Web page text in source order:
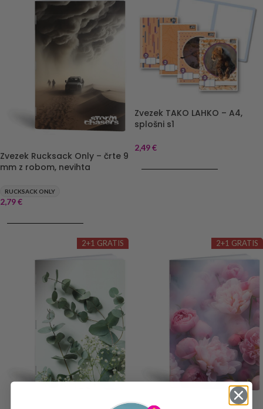
Zvezek Rucksack Only – črte 9
mm z robom, nevihta
RUCKSACK ONLY
2,79€
Zvezek TAKO LAHKO – A4,
splošni s1
2,49€
2+1 GRATIS 2+1 GRATIS